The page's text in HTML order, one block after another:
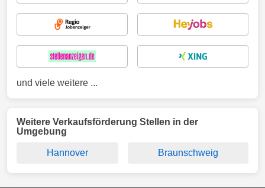
und viele weitere ...
Weitere Verkaufsförderung Stellen in der
Umgebung
Hannover Braunschweig